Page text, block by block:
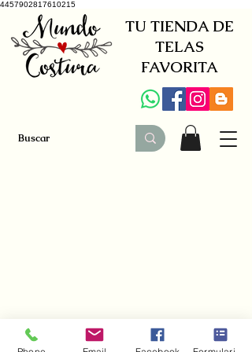
4457902817610215
TU TIENDA DE
TELAS
FAVORITA
+34 941579600 +34 650030142